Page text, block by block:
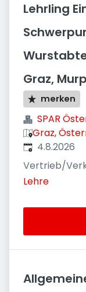
Lehrling
Graz,
merken
SPAR
Graz,
Veröffentlicht
4.8.2026
Vertrieb/
Lehre